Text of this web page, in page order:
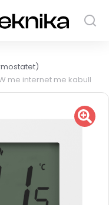
me internet me kabull